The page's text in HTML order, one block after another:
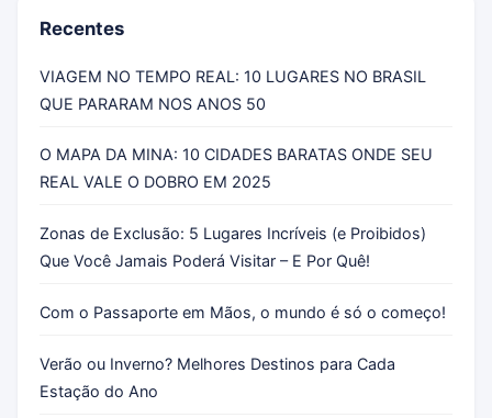
Recentes
VIAGEM NO TEMPO REAL: 10 LUGARES NO BRASIL
QUE PARARAM NOS ANOS 50
O MAPA DA MINA: 10 CIDADES BARATAS ONDE SEU
REAL VALE O DOBRO EM 2025
Zonas de Exclusão: 5 Lugares Incríveis (e Proibidos)
Que Você Jamais Poderá Visitar – E Por Quê!
Com o Passaporte em Mãos, o mundo é só o começo!
Verão ou Inverno? Melhores Destinos para Cada
Estação do Ano